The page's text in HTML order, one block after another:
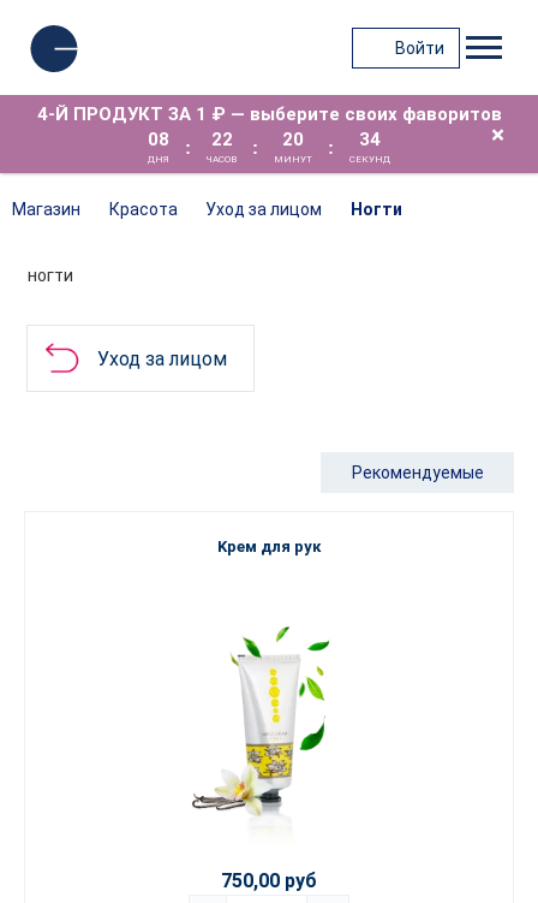
Войти
4-Й ПРОДУКТ ЗА 1 ₽ — выберите своих фаворитов
08
ДНЯ
: 22
ЧАСОВ
: 20
МИНУТ
: 33
СЕКУНД
×
Магазин Красота Уход за лицом Ногти
НОГТИ
Уход за лицом
Рекомендуемые
Kрем для рук
750,00 руб